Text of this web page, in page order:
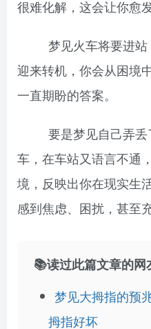
很难化解，这会让你愈
梦见火车将要进站
迎来转机，你会从困境
一直期盼的答案。
要是梦见自己弄丢
车，在车站又语言不通
境，反映出你在现实生
感到焦虑、困扰，甚至
📚读过此篇文章的网
梦见大拇指的预
拇指好坏